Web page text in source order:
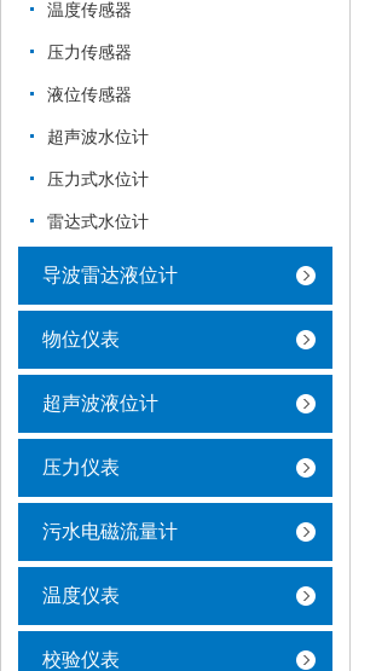
温度传感器
压力传感器
液位传感器
超声波水位计
压力式水位计
雷达式水位计
导波雷达液位计
物位仪表
超声波液位计
压力仪表
污水电磁流量计
温度仪表
校验仪表